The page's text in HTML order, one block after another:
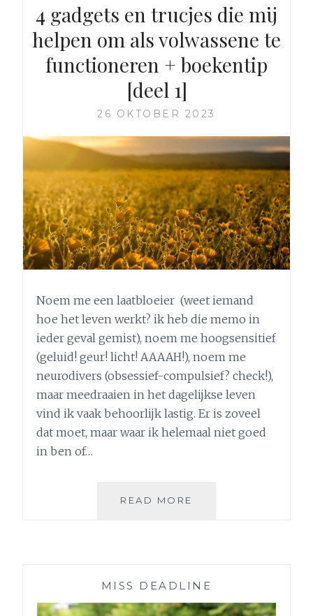
OM
VOLWASSENE
TE
FUNCTIONEREN
2]
4 gadgets en trucjes die mij
helpen om als volwassene te
functioneren + boekentip
[deel 1]
26 OKTOBER 2023
Noem me een laatbloeier (weet iemand
hoe het leven werkt? ik heb die memo in
ieder geval gemist), noem me hoogsensitief
(geluid! geur! licht! AAAAH!), noem me
neurodivers (obsessief-compulsief? check!),
maar meedraaien in het dagelijkse leven
vind ik vaak behoorlijk lastig. Er is zoveel
dat moet, maar waar ik helemaal niet goed
in ben of…
READ MORE
HELPEN
OM
MISS DEADLINE